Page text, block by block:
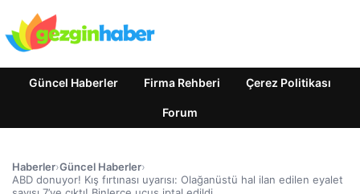
Güncel Haberler Firma Rehberi Çerez Politikası
Forum
Haberler›Güncel Haberler›
ABD donuyor! Kış fırtınası uyarısı: Olağanüstü hal ilan edilen eyalet